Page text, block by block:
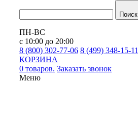
Поиск
ПН-ВС
с 10:00 до 20:00
8 (800) 302-77-06 8 (499) 348-15-11
КОРЗИНА
0 товаров. Заказать звонок
Меню